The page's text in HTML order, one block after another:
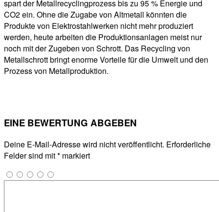
spart der Metallrecyclingprozess bis zu 95 % Energie und
CO2 ein. Ohne die Zugabe von Altmetall könnten die
Produkte von Elektrostahlwerken nicht mehr produziert
werden, heute arbeiten die Produktionsanlagen meist nur
noch mit der Zugeben von Schrott. Das Recycling von
Metallschrott bringt enorme Vorteile für die Umwelt und den
Prozess von Metallproduktion.
EINE BEWERTUNG ABGEBEN
Deine E-Mail-Adresse wird nicht veröffentlicht. Erforderliche
Felder sind mit* markiert